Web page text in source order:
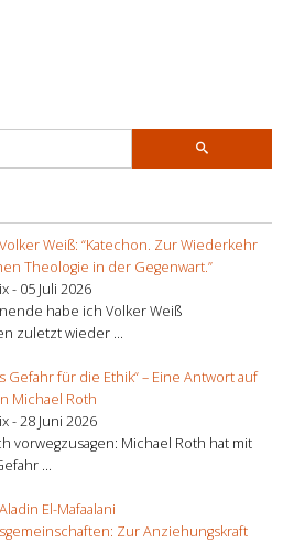
Weiß: “Katechon. Zur Wiederkehr
Theologie in der Gegenwart.”
- 05 Juli 2026
habe ich Volker Weiß
zuletzt wieder ...
Gefahr für die Ethik“ – Eine Antwort auf
Michael Roth
-28 Juni 2026
vorwegzusagen: Michael Roth hat mit
...
El-Mafaalani
Zur Anziehungskraft